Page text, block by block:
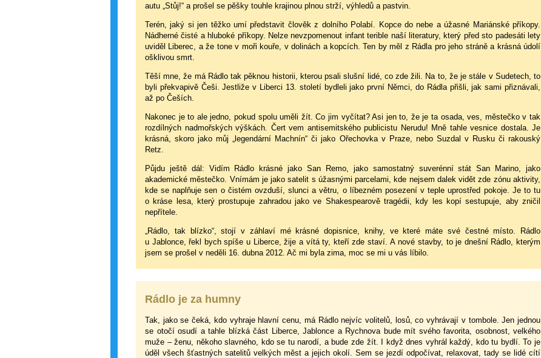
autu „Stůj!“ a prošel se pěšky touhle krajinou plnou strží, výhledů a pastvin.
Terén, jaký si jen těžko umí představit člověk z dolního Polabí. Kopce do nebe a úžasné Mariánské příkopy.
Nádherné čisté a hluboké příkopy. Nelze nevzpomenout infant terible naší literatury, který před sto padesáti lety
uviděl Liberec, a že tone v moři kouře, v dolinách a kopcích. Ten by měl z Rádla pro jeho stráně a krásná údolí
ošklivou smrt.
Těší mne, že má Rádlo tak pěknou historii, kterou psali slušní lidé, co zde žili. Na to, že je stále v Sudetech, to
byli překvapivě Češi. Jestliže v Liberci 13. století bydleli jako první Němci, do Rádla přišli, jak sami přiznávali,
až po Češích.
Nakonec je to ale jedno, pokud spolu uměli žít. Co jim vyčítat? Asi jen to, že je ta osada, ves, městečko v tak
rozdílných nadmořských výškách. Čert vem antisemitského publicistu Nerudu! Mně tahle vesnice dostala. Je
krásná, skoro jako můj „legendární Machnín“ či jako Ořechovka v Praze, nebo Suzdal v Rusku či rakouský
Retz.
Půjdu ještě dál: Vidím Rádlo krásné jako San Remo, jako samostatný suverénní stát San Marino, jako
akademické městečko. Vnímám je jako satelit s úžasnými parcelami, kde nejsem dalek vidět zde zónu aktivity,
kde se naplňuje sen o čistém ovzduší, slunci a větru, o líbezném posezení v teple uprostřed pokoje. Je to tu
o kráse lesa, který prostupuje zahradou jako ve Shakespearově tragédii, kdy les kopí sestupuje, aby zničil
nepřítele.
„Rádlo, tak blízko“, stojí v záhlaví mé krásné dopisnice, knihy, ve které máte své čestné místo. Rádlo
u Jablonce, řekl bych spíše u Liberce, žije a vítá ty, kteří zde staví. A nové stavby, to je dnešní Rádlo, kterým
jsem se prošel v neděli 16. dubna 2012. Ač mi byla zima, moc se mi u vás líbilo.
Rádlo je za humny
Tak, jako se čeká, kdo vyhraje hlavní cenu, má Rádlo nejvíc volitelů, losů, co vyhrávají v tombole. Jen jednou
se otočí osudí a tahle blízká část Liberce, Jablonce a Rychnova bude mít svého favorita, osobnost, velkého
muže – ženu, někoho slavného, kdo se tu narodí, a bude zde žít. I když dnes vyhrál každý, kdo tu bydlí. To je
úděl všech šťastných satelitů velkých měst a jejich okolí. Sem se jezdí odpočívat, relaxovat, tady se lidé cítí